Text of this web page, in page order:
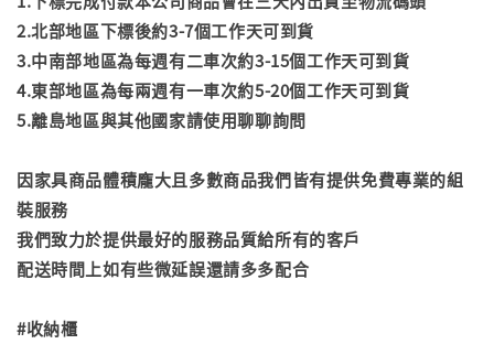
2.北部地區下標後約3-7個工作天可到貨
3.中南部地區為每週有二車次約3-15個工作天可到貨
4.東部地區為每兩週有一車次約5-20個工作天可到貨
5.離島地區與其他國家請使用聊聊詢問
因家具商品體積龐大且多數商品我們皆有提供免費專業的組
裝服務
我們致力於提供最好的服務品質給所有的客戶
配送時間上如有些微延誤還請多多配合
#收納櫃